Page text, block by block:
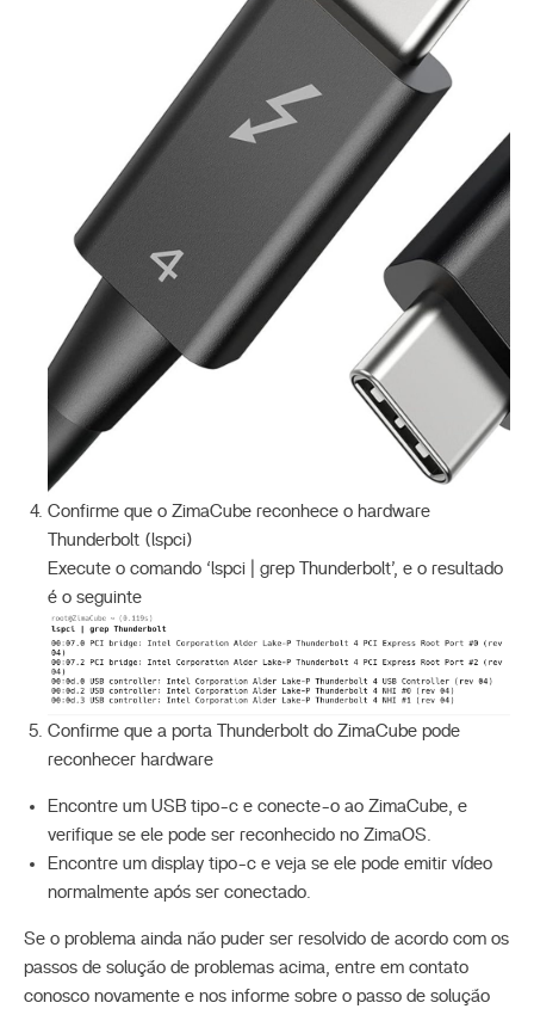
Confirme que o ZimaCube reconhece o hardware
Thunderbolt (lspci)
Execute o comando ‘lspci | grep Thunderbolt’, e o resultado
é o seguinte
Confirme que a porta Thunderbolt do ZimaCube pode
reconhecer hardware
Encontre um USB tipo-c e conecte-o ao ZimaCube, e
verifique se ele pode ser reconhecido no ZimaOS.
Encontre um display tipo-c e veja se ele pode emitir vídeo
normalmente após ser conectado.
Se o problema ainda não puder ser resolvido de acordo com os
passos de solução de problemas acima, entre em contato
conosco novamente e nos informe sobre o passo de solução